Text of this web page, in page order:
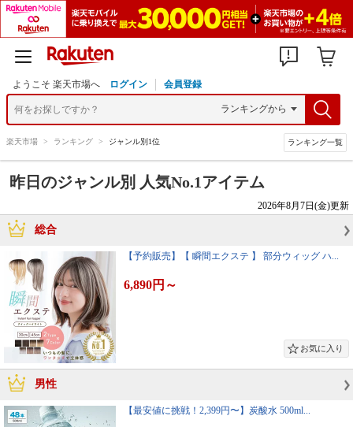
ようこそ 楽天市場へ ログイン 会員登録
楽天市場 > ランキング > ジャンル別1位 ランキング一覧
昨日のジャンル別 人気No.1アイテム
2026年8月7日(金)更新
総合
【予約販売】【 瞬間エクステ 】 部分ウィッグ ハ...
6,890円 ～
男性
【最安値に挑戦！2,399円〜】炭酸水 500ml...